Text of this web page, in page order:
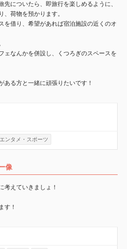
先についたら、即旅行を楽しめるように、
、荷物を預かります。
を借り、希望があれば宿泊施設の近くのオ
ェなんかを併設し、くつろぎのスペースを
ある方と一緒に頑張りたいです！
ンタメ・スポーツ
像
考えていきましょ！
す！